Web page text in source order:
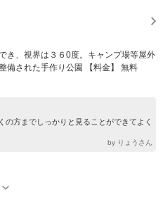
き、視界は３６0度。キャンプ場等屋外
備された手作り公園 【料金】 無料
方までしっかりと見ることができてよく
by りょうさん